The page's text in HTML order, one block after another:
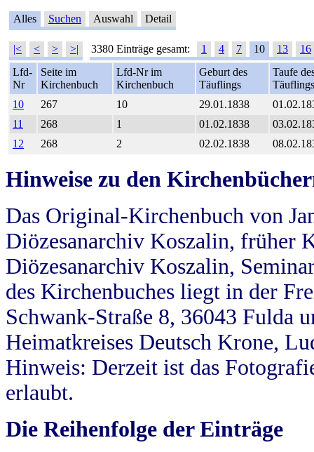
Alles Suchen Auswahl Detail
|< < > >| 3380 Einträge gesamt: 1 4 7 10 13
16
Lfd-
Nr
Seite im
Kirchenbuch
Lfd-Nr im
Kirchenbuch
Geburt des
Täuflings
Taufe
Täuflings
10
267 10 29.01.1838
11
268 1 01.02.1838
12
268 2 02.02.1838
Hinweise zu den
Das Original-Kirchenbuch von
Diözesanarchiv Koszalin, früher
Diözesanarchiv Koszalin,
des Kirchenbuches liegt in der
Schwank-Straße 8, 36043 Fulda
Heimatkreises Deutsch Krone,
Hinweis: Derzeit ist das
erlaubt.
Die Reihenfolge der Einträge